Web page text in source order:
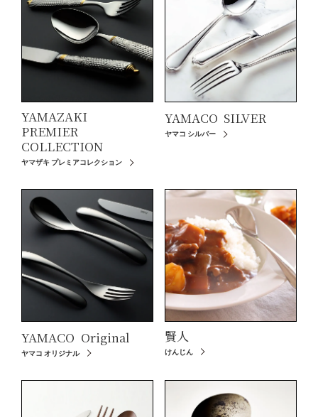
YAMAZAKI
PREMIER
COLLECTION
ヤマザキ プレミアコレクション
YAMACO SILVER
ヤマコ シルバー
YAMACO Original
ヤマコ オリジナル
賢人
けんじん